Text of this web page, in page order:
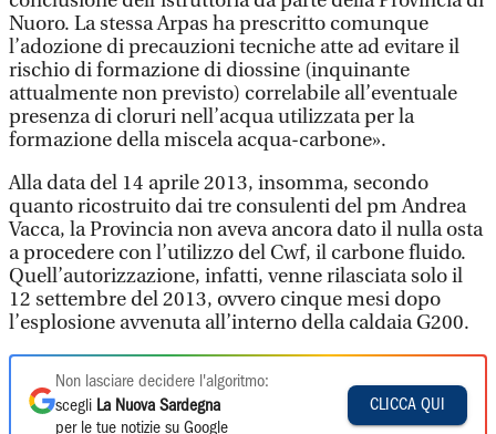
Nuoro. La stessa Arpas ha prescritto comunque
l’adozione di precauzioni tecniche atte ad evitare il
rischio di formazione di diossine (inquinante
attualmente non previsto) correlabile all’eventuale
presenza di cloruri nell’acqua utilizzata per la
formazione della miscela acqua-carbone».
Alla data del 14 aprile 2013, insomma, secondo
quanto ricostruito dai tre consulenti del pm Andrea
Vacca, la Provincia non aveva ancora dato il nulla osta
a procedere con l’utilizzo del Cwf, il carbone fluido.
Quell’autorizzazione, infatti, venne rilasciata solo il
12 settembre del 2013, ovvero cinque mesi dopo
l’esplosione avvenuta all’interno della caldaia G200.
Non lasciare decidere l'algoritmo:
scegli La Nuova Sardegna
per le tue notizie su Google
CLICCA QUI